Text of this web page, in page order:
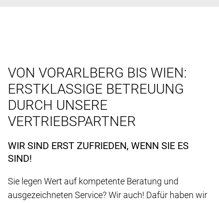
VON VORARLBERG BIS WIEN:
ERSTKLASSIGE BETREUUNG
DURCH UNSERE
VERTRIEBSPARTNER
WIR SIND ERST ZUFRIEDEN, WENN SIE ES
SIND!
Sie legen Wert auf kompetente Beratung und
ausgezeichneten Service? Wir auch! Dafür haben wir